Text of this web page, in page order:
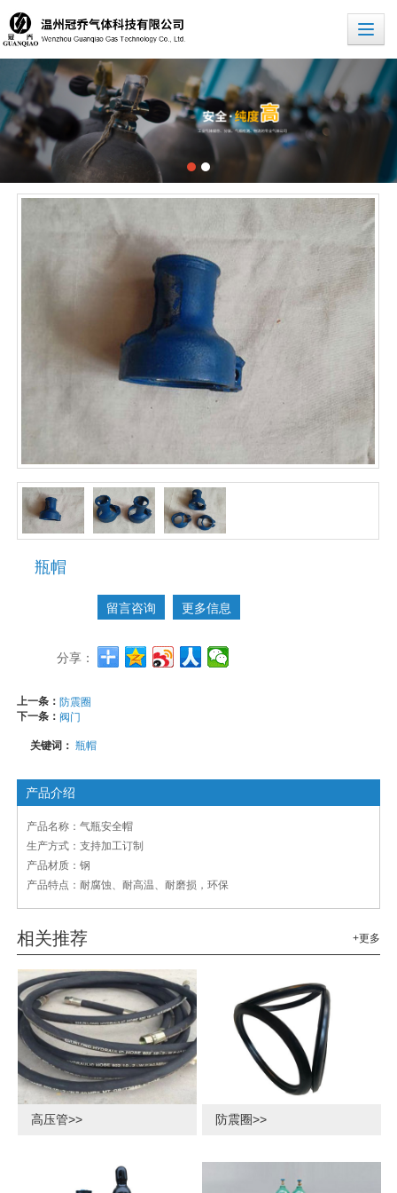
瓶帽
留言咨询 更多信息
分享：
上一条：防震圈
下一条：阀门
关键词：瓶帽
产品介绍
产品名称：气瓶安全帽
生产方式：支持加工订制
产品材质：钢
产品特点：耐腐蚀、耐高温、耐磨损，环保
相关推荐 +更多
高压管>> 防震圈>>